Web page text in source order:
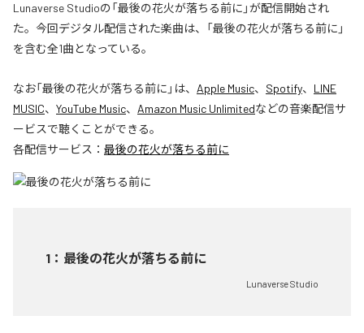
Lunaverse Studioの「最後の花火が落ちる前に」が配信開始され
た。今回デジタル配信された楽曲は、「最後の花火が落ちる前に」
を含む全1曲となっている。
なお「最後の花火が落ちる前に 」は、 Apple Music、 Spotify、 LINE
MUSIC、 YouTube Music、 Amazon Music Unlimitedなどの音楽配信サ
ービスで聴くことができる。
各配信サービス： 最後の花火が落ちる前に
1 ： 最後の花火が落ちる前に
Lunaverse Studio